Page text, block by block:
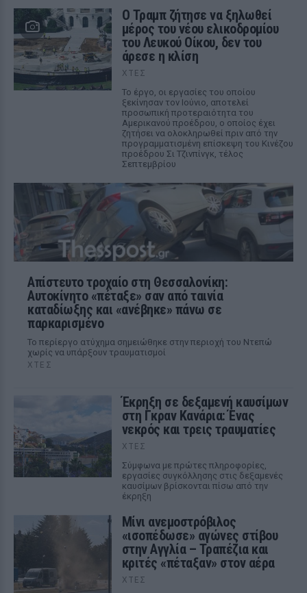
Ο Τραμπ ζήτησε να ξηλωθεί
μέρος του νέου ελικοδρομίου
του Λευκού Οίκου, δεν του
άρεσε η κλίση
ΧΤΕΣ
Το έργο, οι εργασίες του οποίου
ξεκίνησαν τον Ιούνιο, αποτελεί
προσωπική προτεραιότητα του
Αμερικανού προέδρου, ο οποίος έχει
ζητήσει να ολοκληρωθεί πριν από την
προγραμματισμένη επίσκεψη του Κινέζου
προέδρου Σι Τζινπίνγκ, τέλος
Σεπτεμβρίου
Απίστευτο τροχαίο στη Θεσσαλονίκη:
Αυτοκίνητο «πέταξε» σαν από ταινία
καταδίωξης και «ανέβηκε» πάνω σε
παρκαρισμένο
Το περίεργο ατύχημα σημειώθηκε στην περιοχή του Ντεπώ
χωρίς να υπάρξουν τραυματισμοί
ΧΤΕΣ
Έκρηξη σε δεξαμενή καυσίμων
στη Γκραν Κανάρια: Ένας
νεκρός και τρεις τραυματίες
ΧΤΕΣ
Σύμφωνα με πρώτες πληροφορίες,
εργασίες συγκόλλησης στις δεξαμενές
καυσίμων βρίσκονται πίσω από την
έκρηξη
Μίνι ανεμοστρόβιλος
«ισοπέδωσε» αγώνες στίβου
στην Αγγλία – Τραπέζια και
κριτές «πέταξαν» στον αέρα
ΧΤΕΣ